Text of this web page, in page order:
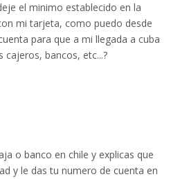
el minimo establecido en la
mi tarjeta, como puedo desde
para que a mi llegada a cuba
cajeros, bancos, etc...?
o banco en chile y explicas que
y le das tu numero de cuenta en